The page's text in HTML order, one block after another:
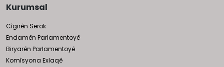
Kurumsal
Cîgirên Serok
Endamên Parlamentoyê
Biryarên Parlamentoyê
Komîsyona Exlaqê